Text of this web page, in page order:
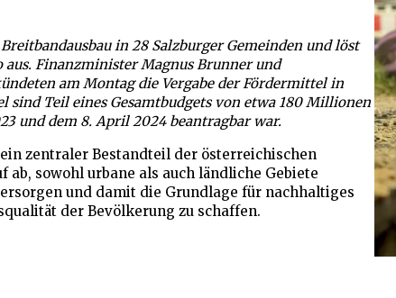
in 28 Salzburger Gemeinden und löst
Finanzminister Magnus Brunner und
am Montag die Vergabe der Fördermittel in
sind Teil eines Gesamtbudgets von etwa 180 Millionen
und dem 8. April 2024 beantragbar war.
zentraler Bestandteil der österreichischen
ab, sowohl urbane als auch ländliche Gebiete
und damit die Grundlage für nachhaltiges
der Bevölkerung zu schaffen.